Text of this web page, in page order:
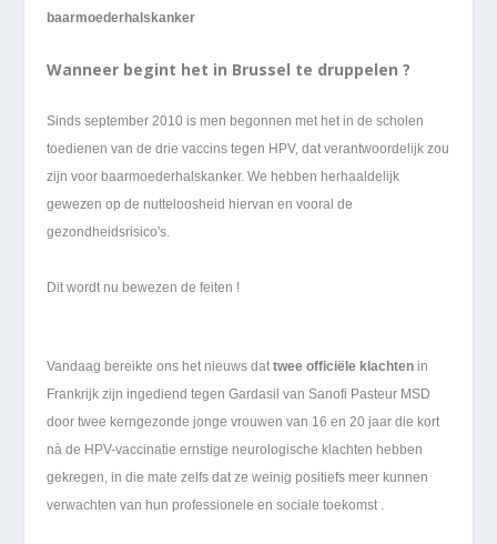
baarmoederhalskanker
Wanneer begint het in Brussel te druppelen ?
Sinds september 2010 is men begonnen met het in de scholen
toedienen van de drie vaccins tegen HPV, dat verantwoordelijk zou
zijn voor baarmoederhalskanker. We hebben herhaaldelijk
gewezen op de nutteloosheid hiervan en vooral de
gezondheidsrisico's.
Dit wordt nu bewezen de feiten !
Vandaag bereikte ons het nieuws dattwee officiële klachtenin
Frankrijk zijn ingediend tegen Gardasil van Sanofi Pasteur MSD
door twee kerngezonde jonge vrouwen van 16 en 20 jaar die kort
nà de HPV-vaccinatie ernstige neurologische klachten hebben
gekregen, in die mate zelfs dat ze weinig positiefs meer kunnen
verwachten van hun professionele en sociale toekomst .